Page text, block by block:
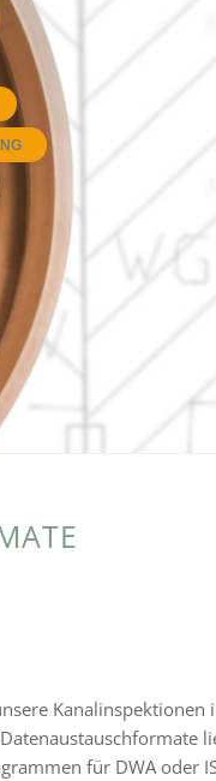
für DWA